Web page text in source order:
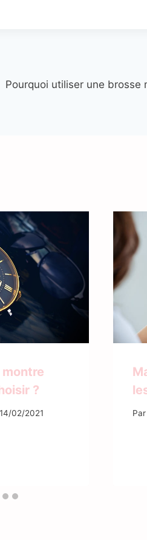
Pourquoi utiliser une brosse
?
14/02/2021 Par